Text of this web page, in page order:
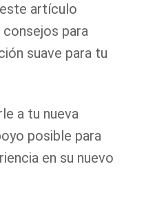
artículo
para
suave para tu
a tu nueva
posible para
en su nuevo